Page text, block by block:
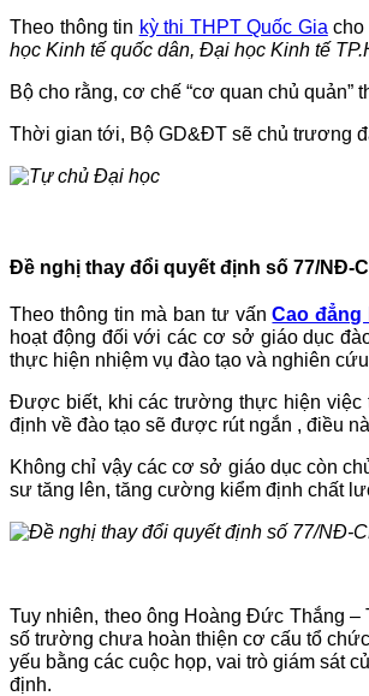
Theo thông tin kỳ thi THPT Quốc Gia cho
học Kinh tế quốc dân, Đại học Kinh tế
Bộ cho rằng, cơ chế “cơ quan chủ
Thời gian tới, Bộ GD&ĐT sẽ chủ trương
Đề nghị thay đổi quyết định số 77/NĐ-
Theo thông tin mà ban tư vấnCao đẳng
hoạt động đối với các cơ sở giáo dục
thực hiện nhiệm vụ đào tạo và nghiên
Được biết, khi các trường thực hiện việc
định về đào tạo sẽ được rút ngắn , điều
Không chỉ vậy các cơ sở giáo dục còn
sư tăng lên, tăng cường kiểm định chất
Tuy nhiên, theo ông Hoàng Đức Thắng
số trường chưa hoàn thiện cơ cấu tổ
yếu bằng các cuộc họp, vai trò giám sát
định.